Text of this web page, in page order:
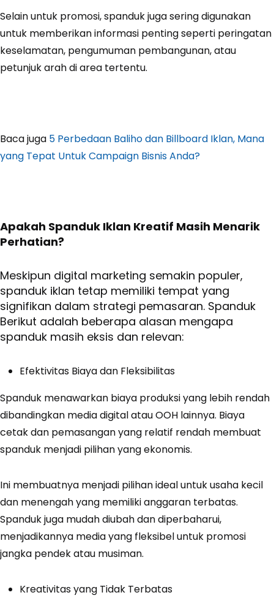
Selain untuk promosi, spanduk juga sering digunakan
untuk memberikan informasi penting seperti peringatan
keselamatan, pengumuman pembangunan, atau
petunjuk arah di area tertentu.
Baca juga 5 Perbedaan Baliho dan Billboard Iklan, Mana
yang Tepat Untuk Campaign Bisnis Anda?
Apakah Spanduk Iklan Kreatif Masih Menarik
Perhatian?
Meskipun digital marketing semakin populer,
spanduk iklan tetap memiliki tempat yang
signifikan dalam strategi pemasaran. Spanduk
Berikut adalah beberapa alasan mengapa
spanduk masih eksis dan relevan:
Efektivitas Biaya dan Fleksibilitas
Spanduk menawarkan biaya produksi yang lebih rendah
dibandingkan media digital atau OOH lainnya. Biaya
cetak dan pemasangan yang relatif rendah membuat
spanduk menjadi pilihan yang ekonomis.
Ini membuatnya menjadi pilihan ideal untuk usaha kecil
dan menengah yang memiliki anggaran terbatas.
Spanduk juga mudah diubah dan diperbaharui,
menjadikannya media yang fleksibel untuk promosi
jangka pendek atau musiman.
Kreativitas yang Tidak Terbatas